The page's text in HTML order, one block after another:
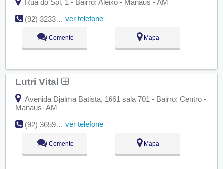
Rua do Sol, 1 - Bairro: Aleixo - Manaus - AM
(92) 3233-2855
ver telefone
Comente Mapa
Lutri Vital
Avenida Djalma Batista, 1661 sala 701 - Bairro: Centro -
Manaus- AM
(92) 3659-3266
ver telefone
Comente Mapa